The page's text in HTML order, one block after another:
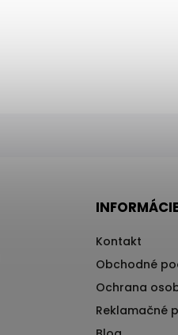
Kontakt
Obchodné
Ochrana
Reklamačné